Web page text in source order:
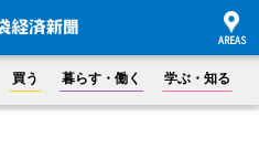
買う 暮らす・働く 学ぶ・知る